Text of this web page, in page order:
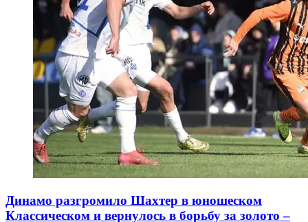
Динамо разгромило Шахтер в юношеском
Классическом и вернулось в борьбу за золото –